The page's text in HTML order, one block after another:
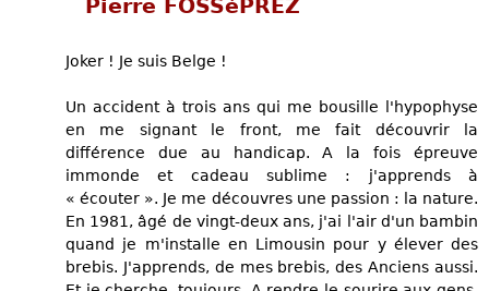
Pierre FOSSéPREZ
Joker ! Je suis Belge !
Un accident à trois ans qui me bousille l'hypophyse
en me signant le front, me fait découvrir la
différence due au handicap. A la fois épreuve
immonde et cadeau sublime : j'apprends à
« écouter ». Je me découvres une passion : la nature.
En 1981, âgé de vingt-deux ans, j'ai l'air d'un bambin
quand je m'installe en Limousin pour y élever des
brebis. J'apprends, de mes brebis, des Anciens aussi.